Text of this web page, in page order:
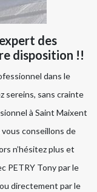
des
disposition !!
dans le
sereins, sans crainte
à Saint Maixent
conseillons de
n’hésitez plus et
PETRY Tony par le
directement par le